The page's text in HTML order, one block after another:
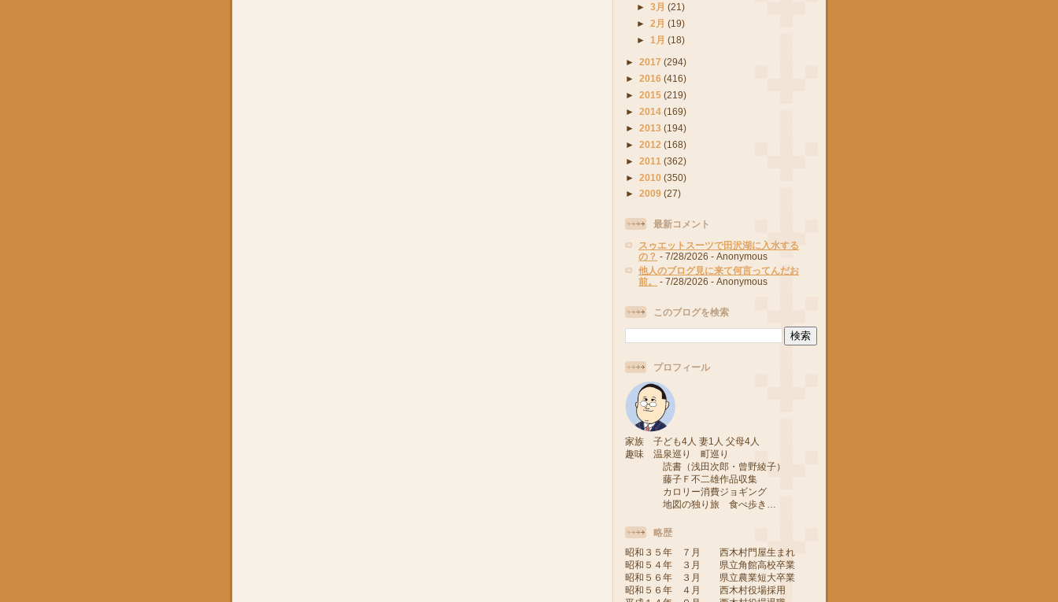
►3月(21)
►2月(19)
► 1月(18)
► 2017 (294)
► 2016 (416)
► 2015 (219)
► 2014 (169)
► 2013 (194)
► 2012 (168)
► 2011 (362)
► 2010 (350)
► 2009 (27)
最新コメント
スゥエットスーツで田沢湖に入水する
の？ - 7/28/2026 - Anonymous
他人のブログ見に来て何言ってんだお
前。
- 7/28/2026 - Anonymous
このブログを検索
プロフィール
家族 子ども4人 妻1人 父母4人
趣味 温泉巡り 町巡り
読書（浅田次郎・曾野綾子）
藤子Ｆ不二雄作品収集
カロリー消費ジョギング
地図の独り旅 食べ歩き…
略歴
昭和３５年 ７月 西木村門屋生まれ
昭和５４年 ３月 県立角館高校卒業
昭和５６年 ３月 県立農業短大卒業
昭和５６年 ４月 西木村役場採用